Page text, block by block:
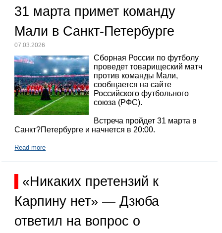
31 марта примет команду
Мали в Санкт-Петербурге
07.03.2026
Сборная России по футболу
проведет товарищеский матч
против команды Мали,
сообщается на сайте
Российского футбольного
союза (РФС).
Встреча пройдет 31 марта в
Санкт?Петербурге и начнется в 20:00.
Read more
«Никаких претензий к
Карпину нет» — Дзюба
ответил на вопрос о